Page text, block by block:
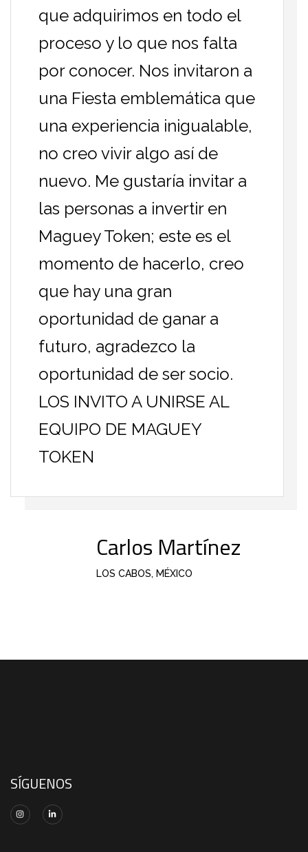
que adquirimos en todo el
proceso y lo que nos falta
por conocer. Nos invitaron a
una Fiesta emblemática que
una experiencia inigualable,
no creo vivir algo así de
nuevo. Me gustaría invitar a
las personas a invertir en
Maguey Token; este es el
momento de hacerlo, creo
que hay una gran
oportunidad de ganar a
futuro, agradezco la
oportunidad de ser socio.
LOS INVITO A UNIRSE AL
EQUIPO DE MAGUEY
TOKEN
Carlos Martínez
LOS CABOS, MÉXICO
SÍGUENOS